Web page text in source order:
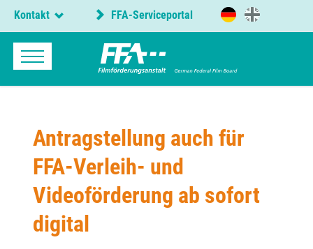
Kontakt FFA-Serviceportal
Antragstellung auch für
FFA-Verleih- und
Videoförderung ab sofort
digital